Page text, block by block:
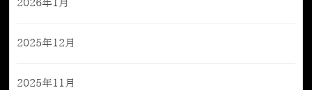
2026年1月
2025年12月
2025年11月